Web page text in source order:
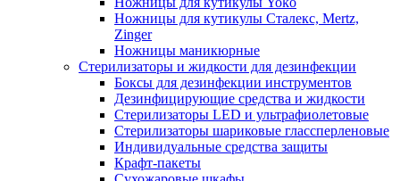
Ножницы для кутикулы Сталекс, Mertz,
Zinger
Ножницы маникюрные
Стерилизаторы и жидкости для дезинфекции
Боксы для дезинфекции инструментов
Дезинфицирующие средства и жидкости
Стерилизаторы LED и ультрафиолетовые
Стерилизаторы шариковые глассперленовые
Индивидуальные средства защиты
Крафт-пакеты